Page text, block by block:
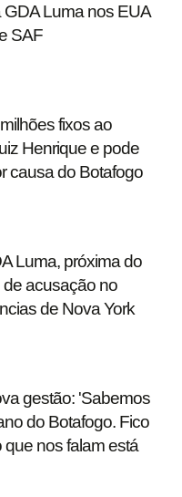
Luma nos EUA
SAF
fixos ao
Henrique e pode
causa do Botafogo
Luma, próxima do
de acusação no
de Nova York
gestão: 'Sabemos
do Botafogo. Fico
que nos falam está